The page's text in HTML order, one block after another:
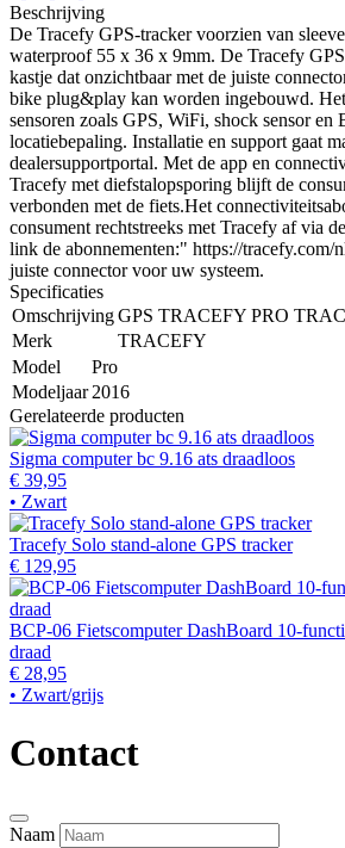
Beschrijving
De Tracefy GPS-tracker voorzien van
waterproof 55 x 36 x 9mm. De Tracefy
kastje dat onzichtbaar met de juiste
bike plug&play kan worden ingebouwd.
sensoren zoals GPS, WiFi, shock sensor
locatiebepaling. Installatie en support gaat
dealersupportportal. Met de app en
Tracefy met diefstalopsporing blijft de
verbonden met de fiets.Het
consument rechtstreeks met Tracefy af via
link de abonnementen:" https://
juiste connector voor uw systeem.
Specificaties
OmschrijvingGPS TRACEFY PRO
Merk
TRACEFY
Model
Pro
Modeljaar 2016
Gerelateerde producten
Sigma computer bc 9.16 ats draadloos
€ 39,95
• Zwart
Tracefy Solo stand-alone GPS tracker
€ 129,95
BCP-06 Fietscomputer DashBoard 10-
draad
€ 28,95
• Zwart/grijs
Contact
Naam